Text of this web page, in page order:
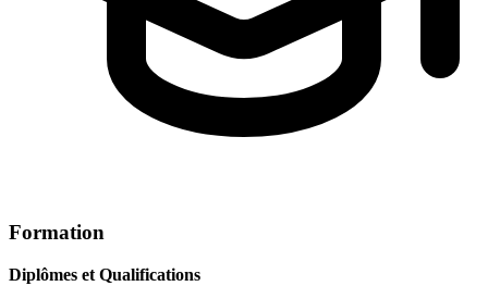
Formation
Diplômes et Qualifications